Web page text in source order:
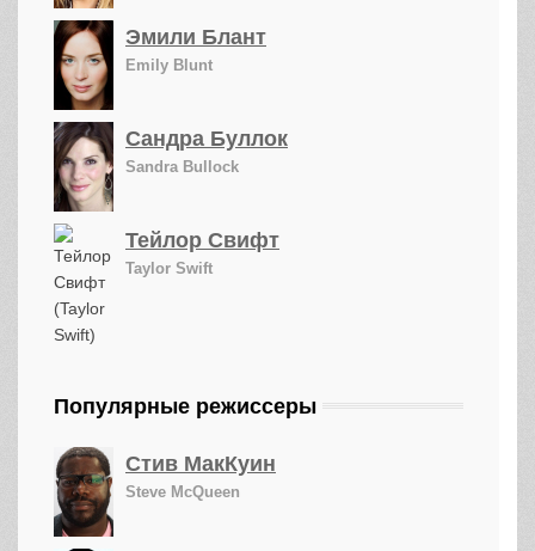
Эмили Блант
Emily Blunt
Сандра Буллок
Sandra Bullock
Тейлор Свифт
Taylor Swift
Популярные режиссеры
Стив МакКуин
Steve McQueen